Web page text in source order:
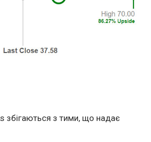
збігаються з тими, що надає